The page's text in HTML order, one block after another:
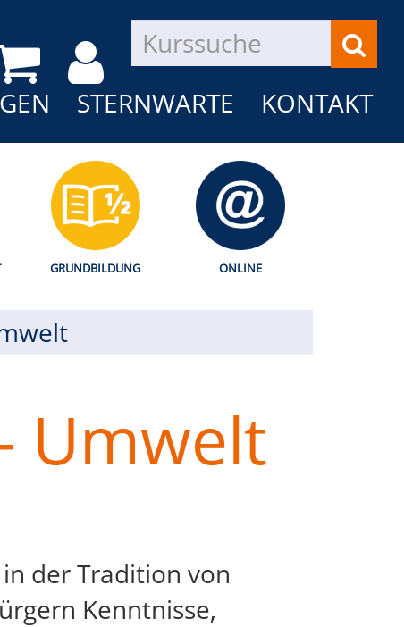
STERNWARTE KONTAKT
GRUNDBILDUNG ONLINE
Umwelt
der Tradition von
Kenntnisse,